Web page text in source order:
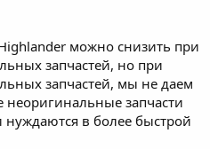
можно снизить при
запчастей, но при
запчастей, мы не даем
неоригинальные запчасти
нуждаются в более быстрой